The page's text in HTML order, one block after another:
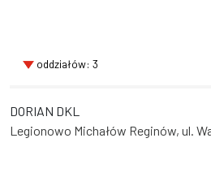
oddziałów: 3
DORIAN DKL
Legionowo Michałów Reginów, ul.